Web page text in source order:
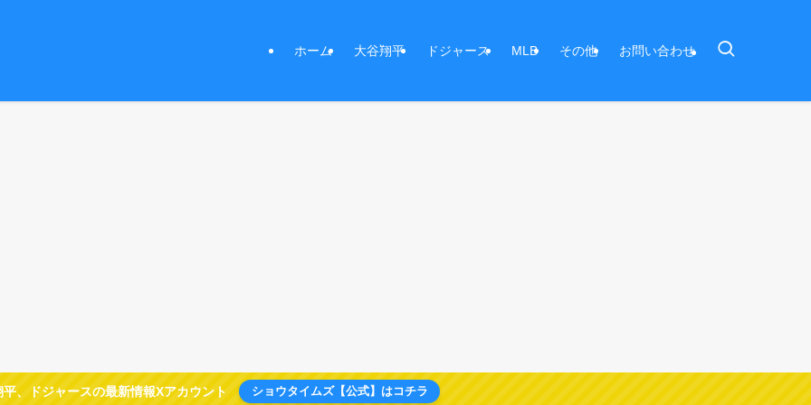
ホーム 大谷翔平 ドジャース MLB その他 お問い合わせ
平、ドジャースの最新情報Xアカウント ショウタイムズ【公式】はコチラ